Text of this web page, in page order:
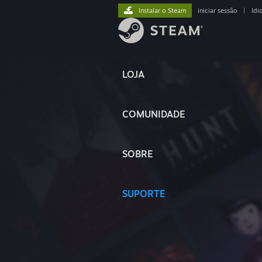
LOJA
COMUNIDADE
SOBRE
SUPORTE
Instalar o Steam iniciar sessão